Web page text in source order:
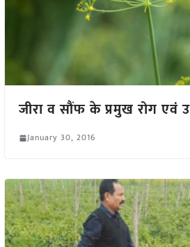
जीरा व सौंफ के प्रमुख रोग एवं
January 30, 2016